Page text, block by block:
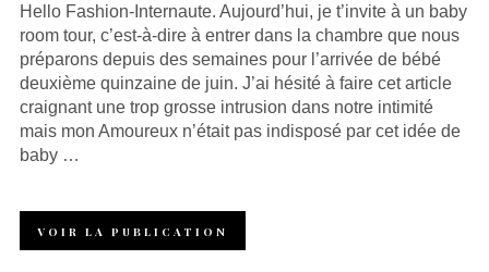
Hello Fashion-Internaute. Aujourd’hui, je t’invite à un baby
room tour, c’est-à-dire à entrer dans la chambre que nous
préparons depuis des semaines pour l’arrivée de bébé
deuxième quinzaine de juin. J’ai hésité à faire cet article
craignant une trop grosse intrusion dans notre intimité
mais mon Amoureux n’était pas indisposé par cet idée de
baby …
VOIR LA PUBLICATION